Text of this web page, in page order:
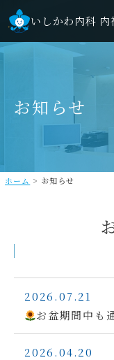
いしかわ内科 内
お知らせ
ホーム > お知らせ
2026.07.21
お盆期間中も
2026.04.20